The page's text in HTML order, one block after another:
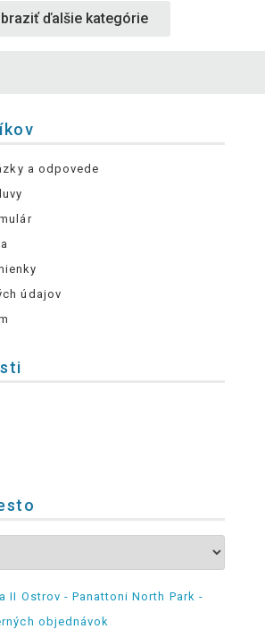
ďalšie kategórie
a odpovede
údajov
II Ostrov - Panattoni North Park -
objednávok